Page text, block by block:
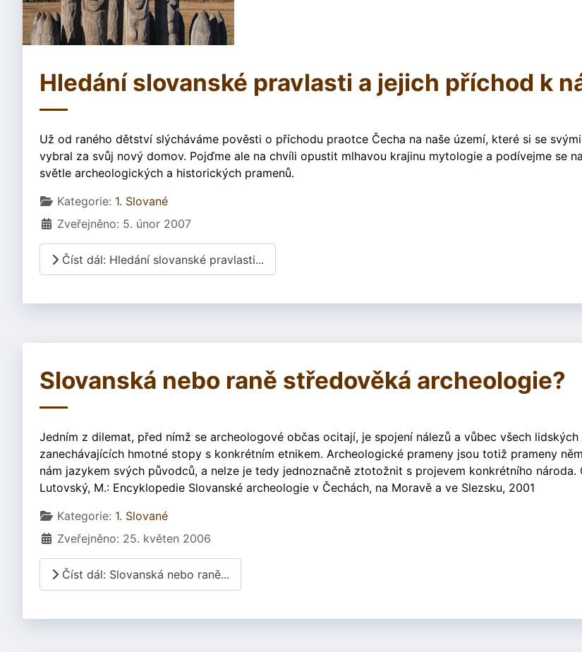
Hledání slovanské pravlasti a jejich příchod k
Už od raného dětství slýcháváme pověsti o příchodu praotce Čecha na naše území, které si se
vybral za svůj nový domov. Pojďme ale na chvíli opustit mlhavou krajinu mytologie a podívejme se
světle archeologických a historických pramenů.
Základní údaje
Kategorie: 1. Slované
Zveřejněno: 5. únor 2007
Číst dál: Hledání slovanské pravlasti...
Slovanská nebo raně středověká archeologie?
Jedním z dilemat, před nímž se archeologové občas ocitají, je spojení nálezů a vůbec všech lidských
zanechávajících hmotné stopy s konkrétním etnikem. Archeologické prameny jsou totiž prameny
nám jazykem svých původců, a nelze je tedy jednoznačně ztotožnit s projevem konkrétního národa.
Lutovský, M.: Encyklopedie Slovanské archeologie v Čechách, na Moravě a ve Slezsku, 2001
Základní údaje
Kategorie: 1. Slované
Zveřejněno: 25. květen 2006
Číst dál: Slovanská nebo raně...